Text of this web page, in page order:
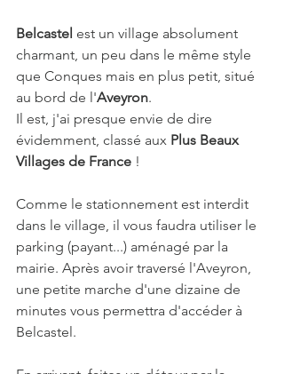
Belcastel est un village absolument
charmant, un peu dans le même style
que Conques mais en plus petit, situé
au bord de l'Aveyron.
Il est, j'ai presque envie de dire
évidemment, classé aux Plus Beaux
Villages de France !
Comme le stationnement est interdit
dans le village, il vous faudra utiliser le
parking (payant...) aménagé par la
mairie. Après avoir traversé l'Aveyron,
une petite marche d'une dizaine de
minutes vous permettra d'accéder à
Belcastel.